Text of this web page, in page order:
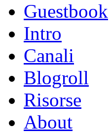
Guestbook
Intro
Canali
Blogroll
Risorse
About